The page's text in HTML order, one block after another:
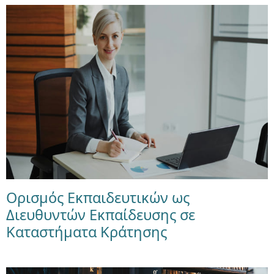
Ορισμός Εκπαιδευτικών ως
Διευθυντών Εκπαίδευσης σε
Καταστήματα Κράτησης